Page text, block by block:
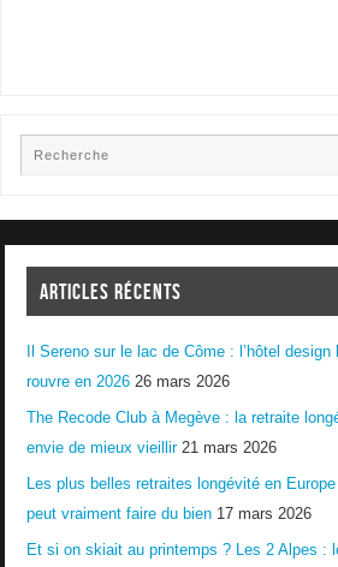
ARTICLES RÉCENTS
Il Sereno sur le lac de Côme : l’hôtel
rouvre en 2026 26 mars 2026
The Recode Club à Megève : la retraite
envie de mieux vieillir 21 mars 2026
Les plus belles retraites longévité en
peut vraiment faire du bien 17 mars 2026
Et si on skiait au printemps ? Les 2 Alpes :